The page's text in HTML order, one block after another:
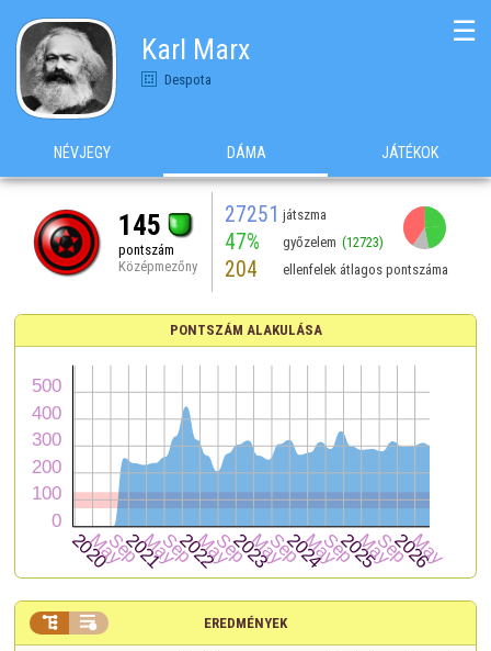
Karl Marx
Despota
☰
NÉVJEGY DÁMA JÁTÉKOK
145
pontszám
Középmezőny
27251 játszma
47% győzelem (12723)
204 ellenfelek átlagos pontszáma
PONTSZÁM ALAKULÁSA
EREDMÉNYEK
 